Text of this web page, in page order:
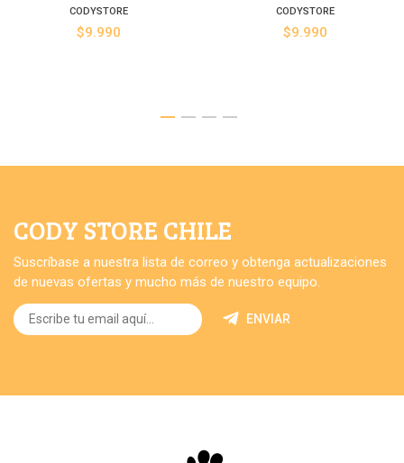
CODYSTORE
$9.990
CODYSTORE
$9.990
CODY STORE CHILE
Suscríbase a nuestra lista de correo y obtenga actualizaciones
de nuevas ofertas y mucho más de nuestro equipo.
ENVIAR